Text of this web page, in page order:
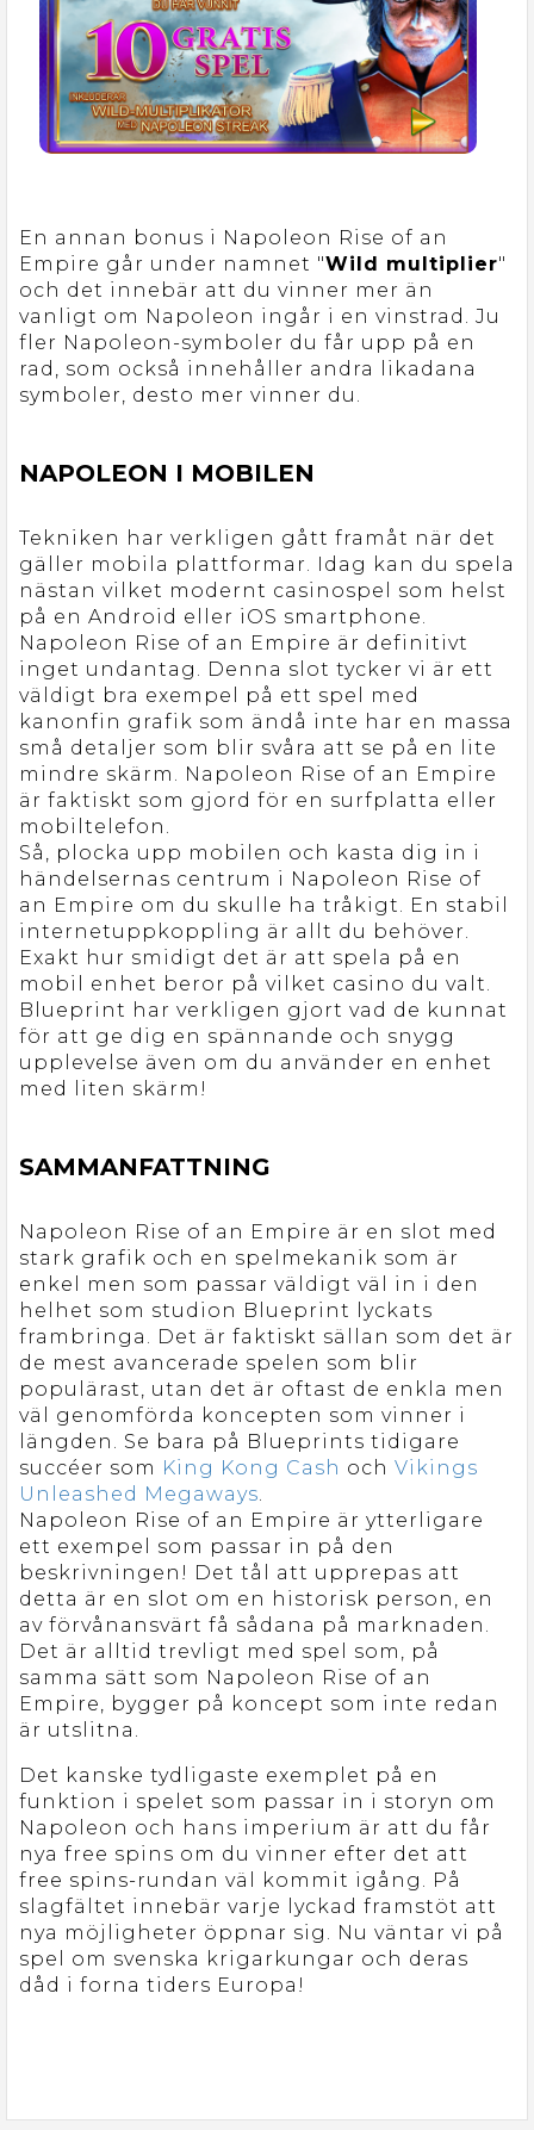
En annan bonus i Napoleon Rise of an
Empire går under namnet "Wild multiplier"
och det innebär att du vinner mer än
vanligt om Napoleon ingår i en vinstrad. Ju
fler Napoleon-symboler du får upp på en
rad, som också innehåller andra likadana
symboler, desto mer vinner du.
NAPOLEON I MOBILEN
Tekniken har verkligen gått framåt när det
gäller mobila plattformar. Idag kan du spela
nästan vilket modernt casinospel som helst
på en Android eller iOS smartphone.
Napoleon Rise of an Empire är definitivt
inget undantag. Denna slot tycker vi är ett
väldigt bra exempel på ett spel med
kanonfin grafik som ändå inte har en massa
små detaljer som blir svåra att se på en lite
mindre skärm. Napoleon Rise of an Empire
är faktiskt som gjord för en surfplatta eller
mobiltelefon.
Så, plocka upp mobilen och kasta dig in i
händelsernas centrum i Napoleon Rise of
an Empire om du skulle ha tråkigt. En stabil
internetuppkoppling är allt du behöver.
Exakt hur smidigt det är att spela på en
mobil enhet beror på vilket casino du valt.
Blueprint har verkligen gjort vad de kunnat
för att ge dig en spännande och snygg
upplevelse även om du använder en enhet
med liten skärm!
SAMMANFATTNING
Napoleon Rise of an Empire är en slot med
stark grafik och en spelmekanik som är
enkel men som passar väldigt väl in i den
helhet som studion Blueprint lyckats
frambringa. Det är faktiskt sällan som det är
de mest avancerade spelen som blir
populärast, utan det är oftast de enkla men
väl genomförda koncepten som vinner i
längden. Se bara på Blueprints tidigare
succéer som King Kong Cash och Vikings
Unleashed Megaways.
Napoleon Rise of an Empire är ytterligare
ett exempel som passar in på den
beskrivningen! Det tål att upprepas att
detta är en slot om en historisk person, en
av förvånansvärt få sådana på marknaden.
Det är alltid trevligt med spel som, på
samma sätt som Napoleon Rise of an
Empire, bygger på koncept som inte redan
är utslitna.
Det kanske tydligaste exemplet på en
funktion i spelet som passar in i storyn om
Napoleon och hans imperium är att du får
nya free spins om du vinner efter det att
free spins-rundan väl kommit igång. På
slagfältet innebär varje lyckad framstöt att
nya möjligheter öppnar sig. Nu väntar vi på
spel om svenska krigarkungar och deras
dåd i forna tiders Europa!